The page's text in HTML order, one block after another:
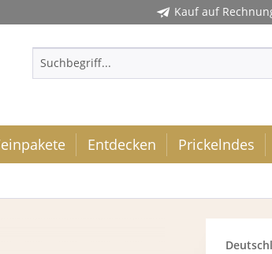
Kauf auf
Entdecken Prickelndes